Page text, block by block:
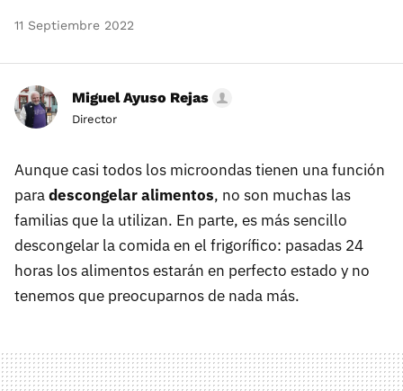
11 Septiembre 2022
Miguel Ayuso Rejas
Director
Aunque casi todos los microondas tienen una función
paradescongelar alimentos, no son muchas las
familias que la utilizan. En parte, es más sencillo
descongelar la comida en el frigorífico: pasadas 24
horas los alimentos estarán en perfecto estado y no
tenemos que preocuparnos de nada más.